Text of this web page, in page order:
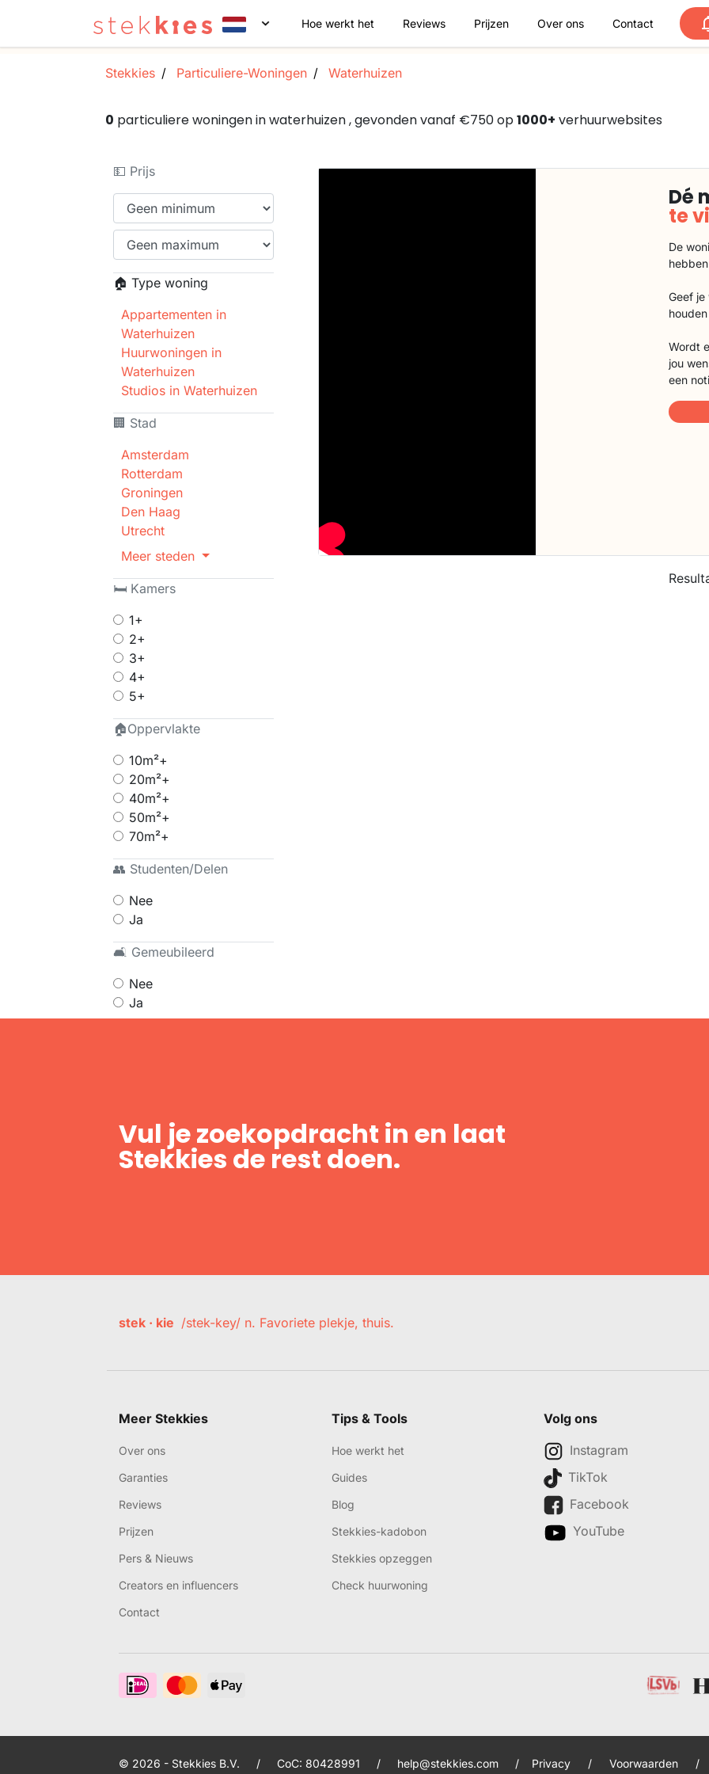
Hoe werkt het Reviews Prijzen Over ons Contact
Stekkies Particuliere-Woningen Waterhuizen
0 particuliere woningen in waterhuizen , gevonden vanaf €750 op1000+ verhuurwebsites
💵 Prijs
🏠 Type woning
Appartementen in
Waterhuizen
Huurwoningen in
Waterhuizen
Studios in Waterhuizen
🏢 Stad
Amsterdam
Rotterdam
Groningen
Den Haag
Utrecht
Meer steden
🛏 Kamers
1+
2+
3+
4+
5+
🏠Oppervlakte
10m²+
20m²+
40m²+
50m²+
70m²+
👥 Studenten/Delen
Nee
Ja
🛋 Gemeubileerd
Nee
Ja
Dé
te
De
Geef
Wordt
jou
een
Vul je zoekopdracht in en laat
Stekkies de rest doen.
stek · kie /stek-key/ n. Favoriete plekje, thuis.
Meer Stekkies
Over ons
Garanties
Reviews
Prijzen
Pers & Nieuws
Creators en influencers
Contact
Tips & Tools
Hoe werkt het
Guides
Blog
Stekkies-kadobon
Stekkies opzeggen
Check huurwoning
Volg ons
Instagram
TikTok
Facebook
YouTube
© 2026 - Stekkies B.V. / CoC: 80428991 / help@stekkies.com / Privacy / Voorwaarden /